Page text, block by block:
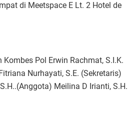
di Meetspace E Lt. 2 Hotel de
Pol Erwin Rachmat, S.I.K.
Nurhayati, S.E. (Sekretaris)
Meilina D Irianti, S.H.